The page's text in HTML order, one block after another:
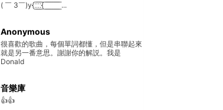
( ￣ 3￣)y{:̲̅:̲̅:̲̅:̲̅{ ̲̅ ̲̅ ̲̅ ̲̅ ̲̅ ̲̅ ̲̅ ̲̅ ̲̅ ...
Anonymous
很喜歡的歌曲，每個單詞都懂，但是串聯起來
就是另一番意思。謝謝你的解説。我是
Donald
音樂庫
👍👍